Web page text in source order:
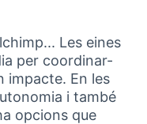
Les eines
per coordinar-
impacte. En les
i també
opcions que